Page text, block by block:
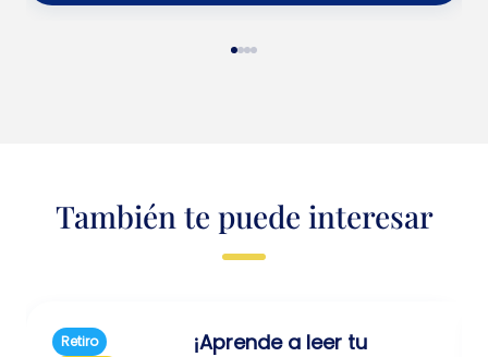
También te puede interesar
Retiro
¡Aprende a leer tu